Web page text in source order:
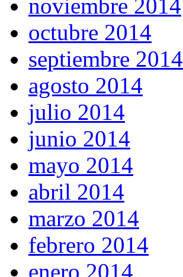
noviembre 2014
octubre 2014
septiembre 2014
agosto 2014
julio 2014
junio 2014
mayo 2014
abril 2014
marzo 2014
febrero 2014
enero 2014